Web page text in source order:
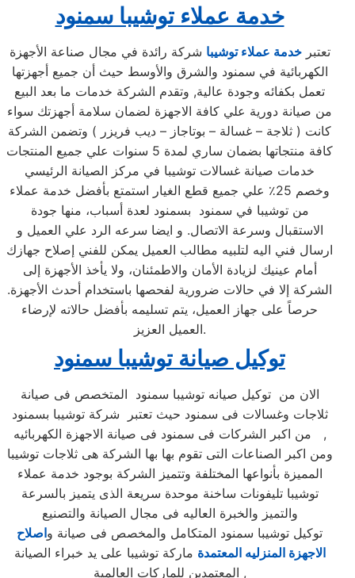
خدمة عملاء توشيبا سمنود
تعتبرخدمة عملاء توشيبا شركة رائدة في مجال صناعة الأجهزة
الكهربائية في سمنود والشرق والأوسط حيث أن جميع أجهزتها
تعمل بكفائه وجودة عالية, وتقدم الشركة خدمات ما بعد البيع
من صيانة دورية علي كافة الاجهزة لضمان سلامة أجهزتك سواء
كانت ( ثلاجة – غسالة – بوتاجاز – ديب فريزر ) وتضمن الشركة
كافة منتجاتها بضمان ساري لمدة 5 سنوات علي جميع المنتجات
خدمات صيانة غسالات توشيبا في مركز الصيانة الرئيسي
وخصم 25٪ علي جميع قطع الغيار استمتع بأفضل خدمة عملاء
من توشيبا في سمنود بسمنود لعدة أسباب، منها جودة
الاستقبال وسرعة الاتصال. و ايضا سرعه الرد علي العميل و
ارسال فني اليه لتلبيه مطالب العميل يمكن للفني إصلاح جهازك
أمام عينيك لزيادة الأمان والاطمئنان، ولا يأخذ الأجهزة إلى
الشركة إلا في حالات ضرورية لفحصها باستخدام أحدث الأجهزة.
حرصاً على جهاز العميل، يتم تسليمه بأفضل حالاته لإرضاء
العميل العزيز.
توكيل صيانة توشيبا سمنود
الان من توكيل صيانه توشيبا سمنود المتخصص فى صيانة
ثلاجات وغسالات فى سمنود حيث تعتبر شركة توشيبا بسمنود
من اكبر الشركات فى سمنود فى صيانة الاجهزة الكهربائيه ,
ومن اكبر الصناعات التى تقوم بها بها الشركة هى ثلاجات توشيبا
المميزة بأنواعها المختلفة وتتميز الشركة بوجود خدمة عملاء
توشيبا تليفونات ساخنة موحدة سريعة الذى يتميز بالسرعة
والتميز والخبرة العاليه فى مجال الصيانة والتصنيع
توكيل توشيبا سمنود المتكامل والمخصص فى صيانة واصلاح
الاجهزة المنزليه المعتمدة ماركة توشيبا على يد خبراء الصيانة
المعتمدين للماركات العالمية ,